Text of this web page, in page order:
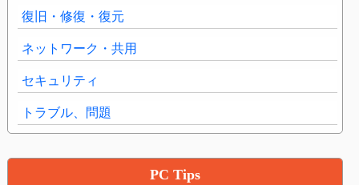
復旧・修復・復元
ネットワーク・共用
セキュリティ
トラブル、問題
PC Tips